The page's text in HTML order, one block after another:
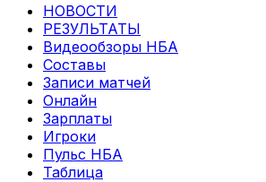
НОВОСТИ
РЕЗУЛЬТАТЫ
Видеообзоры НБА
Составы
Записи матчей
Онлайн
Зарплаты
Игроки
Пульс НБА
Таблица